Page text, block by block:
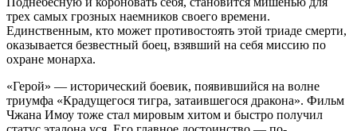
трех самых грозных наемников своего времени.
Единственным, кто может противостоять этой триаде смерти,
оказывается безвестный боец, взявший на себя миссию по
охране монарха.
«Герой» — исторический боевик, появившийся на волне
триумфа «Крадущегося тигра, затаившегося дракона». Фильм
Чжана Имоу тоже стал мировым хитом и быстро получил